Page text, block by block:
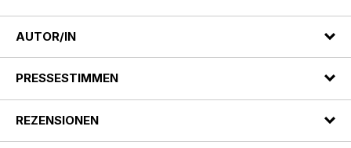
AUTOR/IN
PRESSESTIMMEN
REZENSIONEN